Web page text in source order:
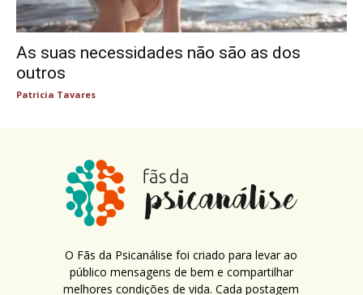
As suas necessidades não são as dos
outros
Patricia Tavares
O Fãs da Psicanálise foi criado para levar ao
público mensagens de bem e compartilhar
melhores condições de vida. Cada postagem